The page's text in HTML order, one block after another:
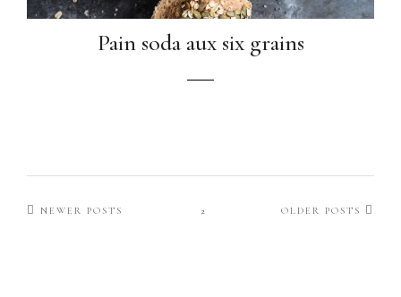
Pain soda aux six grains
2
NEWER POSTS OLDER POSTS